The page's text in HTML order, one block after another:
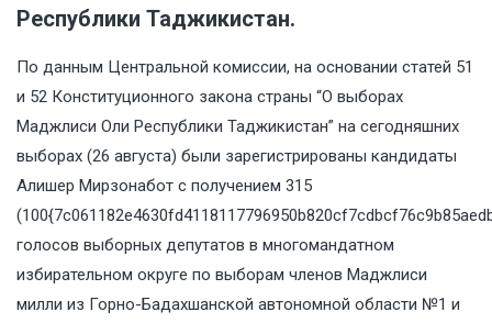
Республики Таджикистан.
По данным Центральной комиссии, на основании статей 51
и 52 Конституционного закона страны “О выборах
Маджлиси Оли Республики Таджикистан” на сегодняшних
выборах (26 августа) были зарегистрированы кандидаты
Алишер Мирзонабот с получением 315
голосов выборных депутатов в многомандатном
избирательном округе по выборам членов Маджлиси
милли из Горно-Бадахшанской автономной области №1 и